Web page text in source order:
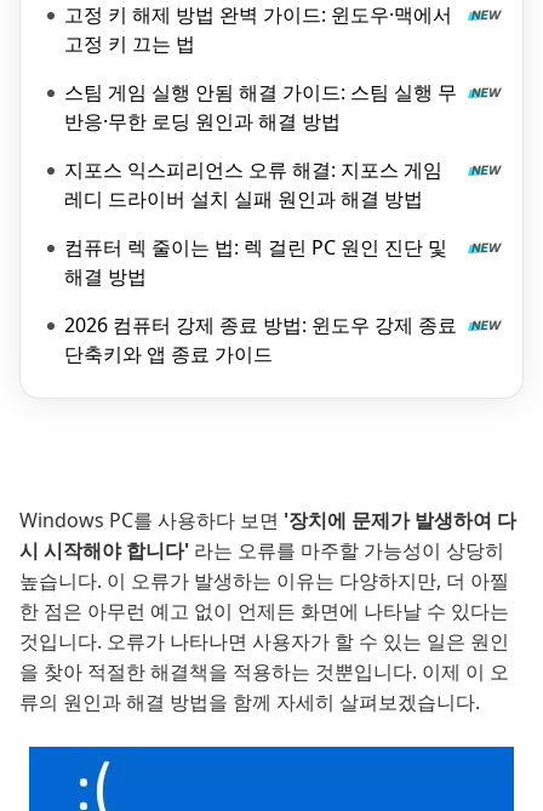
고정 키 해제 방법 완벽 가이드: 윈도우·맥에서
고정 키 끄는 법
스팀 게임 실행 안됨 해결 가이드: 스팀 실행 무
반응·무한 로딩 원인과 해결 방법
지포스 익스피리언스 오류 해결: 지포스 게임
레디 드라이버 설치 실패 원인과 해결 방법
컴퓨터 렉 줄이는 법: 렉 걸린 PC 원인 진단 및
해결 방법
2026 컴퓨터 강제 종료 방법: 윈도우 강제 종료
단축키와 앱 종료 가이드
Windows PC를 사용하다 보면 '장치에 문제가 발생하여 다
시 시작해야 합니다' 라는 오류를 마주할 가능성이 상당히
높습니다. 이 오류가 발생하는 이유는 다양하지만, 더 아찔
한 점은 아무런 예고 없이 언제든 화면에 나타날 수 있다는
것입니다. 오류가 나타나면 사용자가 할 수 있는 일은 원인
을 찾아 적절한 해결책을 적용하는 것뿐입니다. 이제 이 오
류의 원인과 해결 방법을 함께 자세히 살펴보겠습니다.